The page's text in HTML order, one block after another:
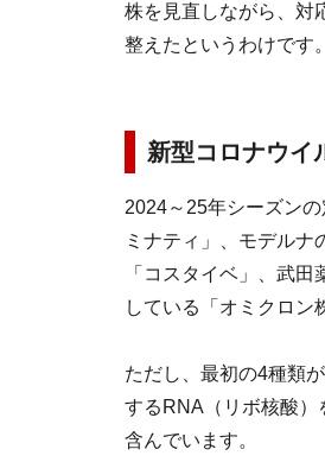
株を見直しながら、対
整えたというわけです。
新型コロナウイ
2024～25年シーズン
ミナティ」、モデル
「コスタイベ」、武
している「オミクロン
ただし、最初の4種類
するRNA（リボ核酸）
含んでいます。